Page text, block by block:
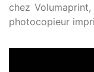
chez
photocopieur